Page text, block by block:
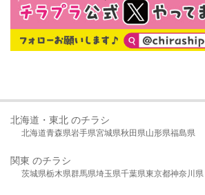
北海道・東北 のチラシ
北海道青森県岩手県宮城県秋田県山形県福島県
関東 のチラシ
茨城県栃木県群馬県埼玉県千葉県東京都神奈川県